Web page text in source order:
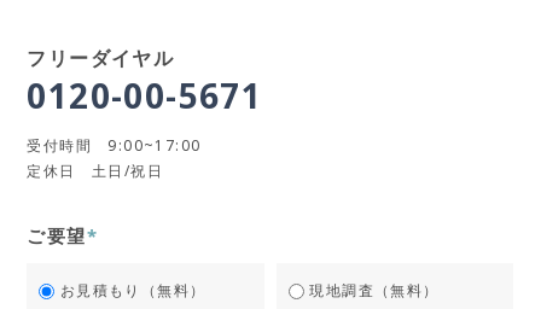
フリーダイヤル
0120-00-5671
受付時間 9:00~17:00
定休日 土日/祝日
ご要望*
お見積もり（無料） 現地調査（無料）